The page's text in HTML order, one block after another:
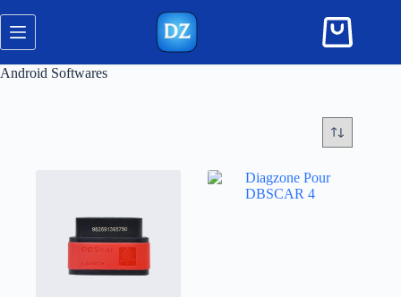
content
Shopping
Android Softwares